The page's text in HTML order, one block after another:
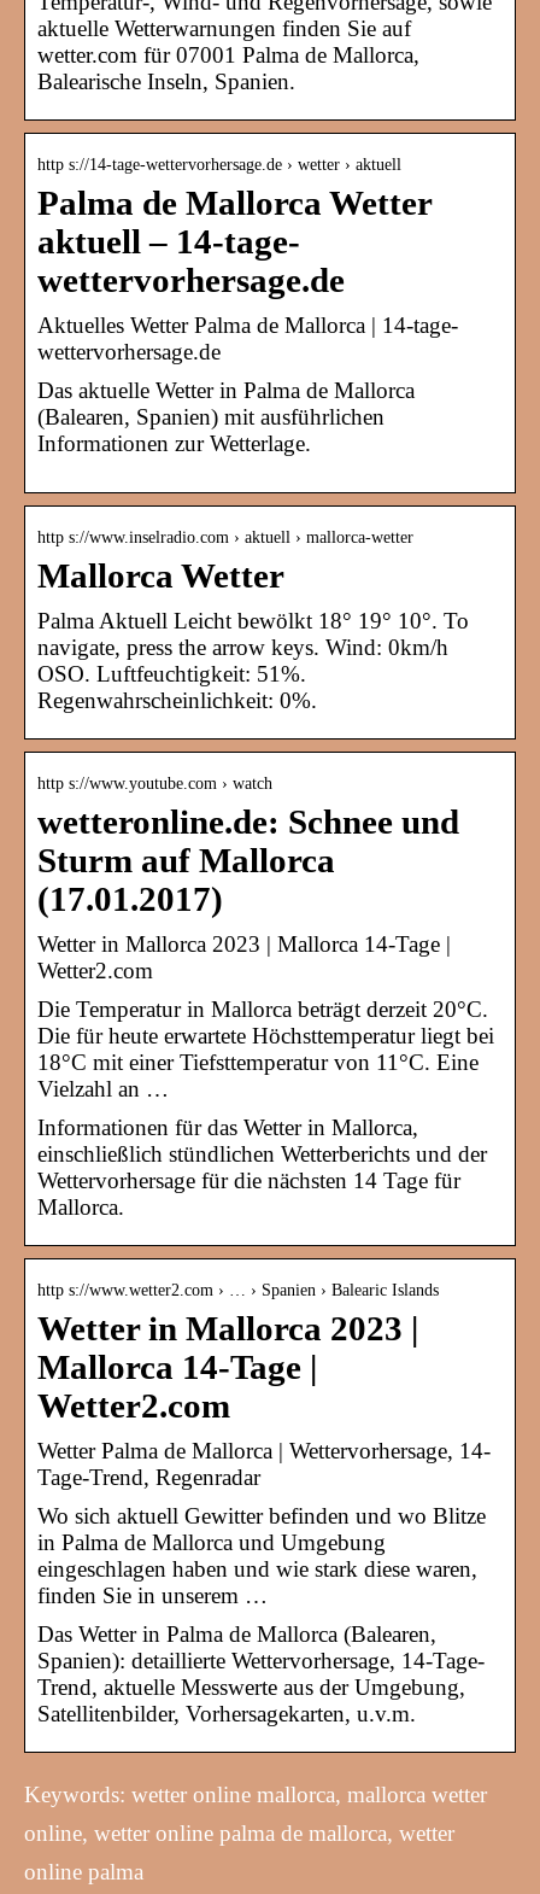
aktuelle Wetterwarnungen finden Sie auf
wetter.com für 07001 Palma de Mallorca,
Balearische Inseln, Spanien.
http s://14-tage-wettervorhersage.de › wetter › aktuell
Palma de Mallorca Wetter
aktuell – 14-tage-
wettervorhersage.de
Aktuelles Wetter Palma de Mallorca | 14-tage-
wettervorhersage.de
Das aktuelle Wetter in Palma de Mallorca
(Balearen, Spanien) mit ausführlichen
Informationen zur Wetterlage.
http s://www.inselradio.com › aktuell › mallorca-wetter
Mallorca Wetter
Palma Aktuell Leicht bewölkt 18° 19° 10°. To
navigate, press the arrow keys. Wind: 0km/h
OSO. Luftfeuchtigkeit: 51%.
Regenwahrscheinlichkeit: 0%.
http s://www.youtube.com › watch
wetteronline.de: Schnee und
Sturm auf Mallorca
(17.01.2017)
Wetter in Mallorca 2023 | Mallorca 14-Tage |
Wetter2.com
Die Temperatur in Mallorca beträgt derzeit 20°C.
Die für heute erwartete Höchsttemperatur liegt bei
18°C mit einer Tiefsttemperatur von 11°C. Eine
Vielzahl an …
Informationen für das Wetter in Mallorca,
einschließlich stündlichen Wetterberichts und der
Wettervorhersage für die nächsten 14 Tage für
Mallorca.
http s://www.wetter2.com › … › Spanien › Balearic Islands
Wetter in Mallorca 2023 |
Mallorca 14-Tage |
Wetter2.com
Wetter Palma de Mallorca | Wettervorhersage, 14-
Tage-Trend, Regenradar
Wo sich aktuell Gewitter befinden und wo Blitze
in Palma de Mallorca und Umgebung
eingeschlagen haben und wie stark diese waren,
finden Sie in unserem …
Das Wetter in Palma de Mallorca (Balearen,
Spanien): detaillierte Wettervorhersage, 14-Tage-
Trend, aktuelle Messwerte aus der Umgebung,
Satellitenbilder, Vorhersagekarten, u.v.m.
Keywords: wetter online mallorca, mallorca wetter
online, wetter online palma de mallorca, wetter
online palma